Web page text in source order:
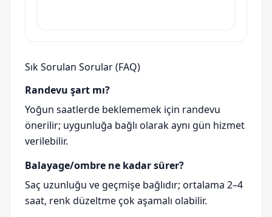
Sık Sorulan Sorular (FAQ)
Randevu şart mı?
Yoğun saatlerde beklememek için randevu
önerilir; uygunluğa bağlı olarak aynı gün hizmet
verilebilir.
Balayage/ombre ne kadar sürer?
Saç uzunluğu ve geçmişe bağlıdır; ortalama 2–4
saat, renk düzeltme çok aşamalı olabilir.